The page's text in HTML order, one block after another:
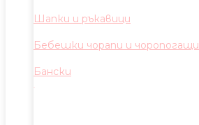
Шапки и ръкавици
Бебешки чорапи и чоропогащи
Бански